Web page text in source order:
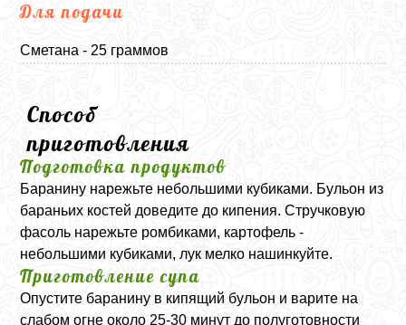
Для подачи
Сметана - 25 граммов
Способ
приготовления
Подготовка продуктов
Баранину нарежьте небольшими кубиками. Бульон из
бараньих костей доведите до кипения. Стручковую
фасоль нарежьте ромбиками, картофель -
небольшими кубиками, лук мелко нашинкуйте.
Приготовление супа
Опустите баранину в кипящий бульон и варите на
слабом огне около 25-30 минут до полуготовности